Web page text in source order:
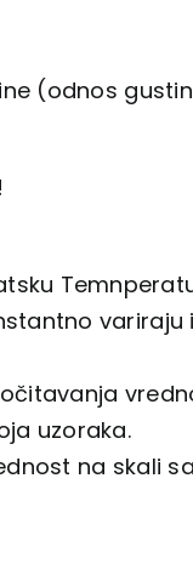
(odnos
variraju
uzoraka.
na skali sa